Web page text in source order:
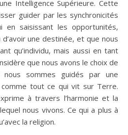
Intelligence Supérieure. Cette
guider par les synchronicités
saisissant les opportunités,
d’avoir une destinée, et que nous
qu’individu, mais aussi en tant
que nous avons le choix de
nous sommes guidés par une
comme tout ce qui vit sur Terre.
à travers l’harmonie et la
nous vivons. Ce qui a plus à
la religion.